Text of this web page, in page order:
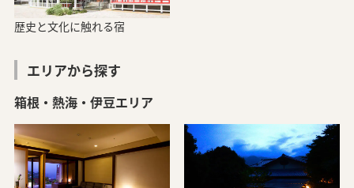
歴史と文化に触れる宿
エリアから探す
箱根・熱海・伊豆エリア